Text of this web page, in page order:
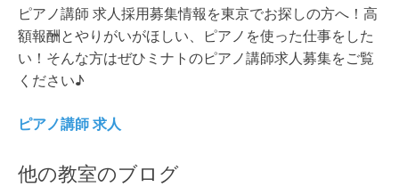
ピアノ講師 求人採用募集情報を東京でお探しの方へ！高
額報酬とやりがいがほしい、ピアノを使った仕事をした
い！そんな方はぜひミナトのピアノ講師求人募集をご覧
ください♪
ピアノ講師 求人
他の教室のブログ